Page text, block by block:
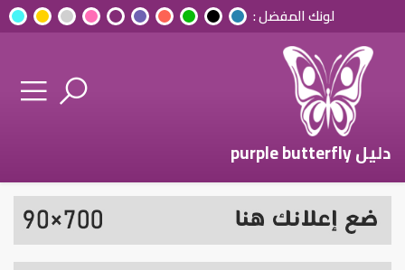
لونك المفضل :
دليل purple butterfly